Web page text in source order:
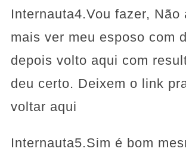
Internauta4.Vou fazer, Não
mais ver meu esposo com
depois volto aqui com
deu certo. Deixem o link
voltar aqui
Internauta5.Sim é bom